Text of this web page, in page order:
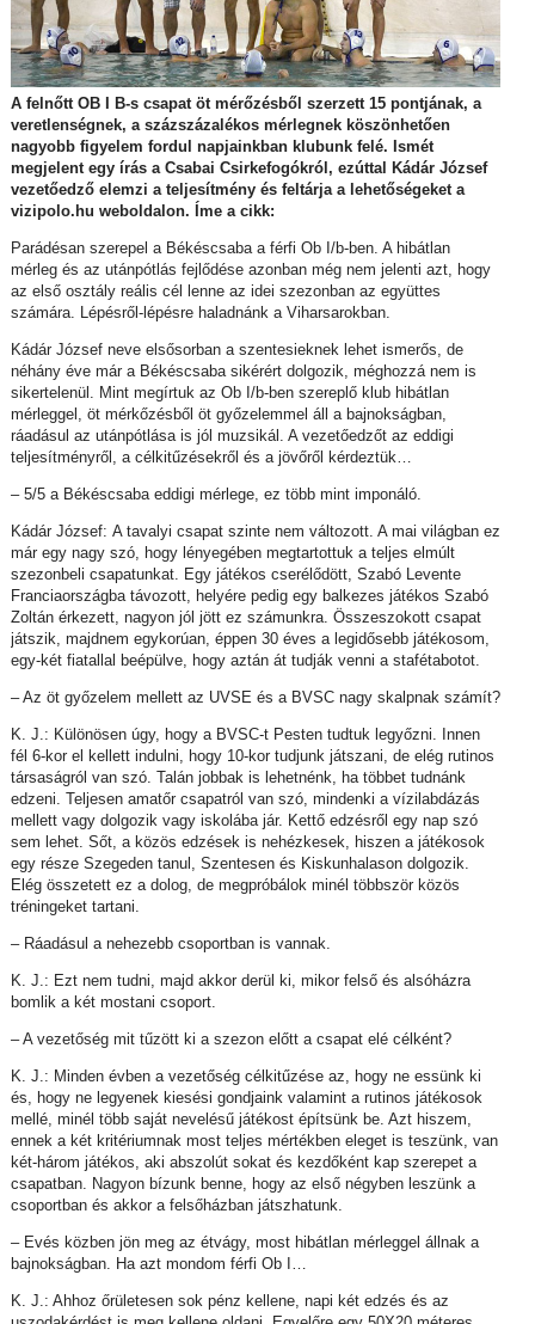
A felnőtt OB I B-s csapat öt mérőzésből szerzett 15 pontjának, a
veretlenségnek, a százszázalékos mérlegnek köszönhetően
nagyobb figyelem fordul napjainkban klubunk felé. Ismét
megjelent egy írás a Csabai Csirkefogókról, ezúttal Kádár József
vezetőedző elemzi a teljesítmény és feltárja a lehetőségeket a
vizipolo.hu weboldalon. Íme a cikk:
Parádésan szerepel a Békéscsaba a férfi Ob I/b-ben. A hibátlan
mérleg és az utánpótlás fejlődése azonban még nem jelenti azt, hogy
az első osztály reális cél lenne az idei szezonban az együttes
számára. Lépésről-lépésre haladnánk a Viharsarokban.
Kádár József neve elsősorban a szentesieknek lehet ismerős, de
néhány éve már a Békéscsaba sikérért dolgozik, méghozzá nem is
sikertelenül. Mint megírtuk az Ob I/b-ben szereplő klub hibátlan
mérleggel, öt mérkőzésből öt győzelemmel áll a bajnokságban,
ráadásul az utánpótlása is jól muzsikál. A vezetőedzőt az eddigi
teljesítményről, a célkitűzésekről és a jövőről kérdeztük…
– 5/5 a Békéscsaba eddigi mérlege, ez több mint imponáló.
Kádár József: A tavalyi csapat szinte nem változott. A mai világban ez
már egy nagy szó, hogy lényegében megtartottuk a teljes elmúlt
szezonbeli csapatunkat. Egy játékos cserélődött, Szabó Levente
Franciaországba távozott, helyére pedig egy balkezes játékos Szabó
Zoltán érkezett, nagyon jól jött ez számunkra. Összeszokott csapat
játszik, majdnem egykorúan, éppen 30 éves a legidősebb játékosom,
egy-két fiatallal beépülve, hogy aztán át tudják venni a stafétabotot.
– Az öt győzelem mellett az UVSE és a BVSC nagy skalpnak számít?
K. J.: Különösen úgy, hogy a BVSC-t Pesten tudtuk legyőzni. Innen
fél 6-kor el kellett indulni, hogy 10-kor tudjunk játszani, de elég rutinos
társaságról van szó. Talán jobbak is lehetnénk, ha többet tudnánk
edzeni. Teljesen amatőr csapatról van szó, mindenki a vízilabdázás
mellett vagy dolgozik vagy iskolába jár. Kettő edzésről egy nap szó
sem lehet. Sőt, a közös edzések is nehézkesek, hiszen a játékosok
egy része Szegeden tanul, Szentesen és Kiskunhalason dolgozik.
Elég összetett ez a dolog, de megpróbálok minél többször közös
tréningeket tartani.
– Ráadásul a nehezebb csoportban is vannak.
K. J.: Ezt nem tudni, majd akkor derül ki, mikor felső és alsóházra
bomlik a két mostani csoport.
– A vezetőség mit tűzött ki a szezon előtt a csapat elé célként?
K. J.: Minden évben a vezetőség célkitűzése az, hogy ne essünk ki
és, hogy ne legyenek kiesési gondjaink valamint a rutinos játékosok
mellé, minél több saját nevelésű játékost építsünk be. Azt hiszem,
ennek a két kritériumnak most teljes mértékben eleget is teszünk, van
két-három játékos, aki abszolút sokat és kezdőként kap szerepet a
csapatban. Nagyon bízunk benne, hogy az első négyben leszünk a
csoportban és akkor a felsőházban játszhatunk.
– Evés közben jön meg az étvágy, most hibátlan mérleggel állnak a
bajnokságban. Ha azt mondom férfi Ob I…
K. J.: Ahhoz őrületesen sok pénz kellene, napi két edzés és az